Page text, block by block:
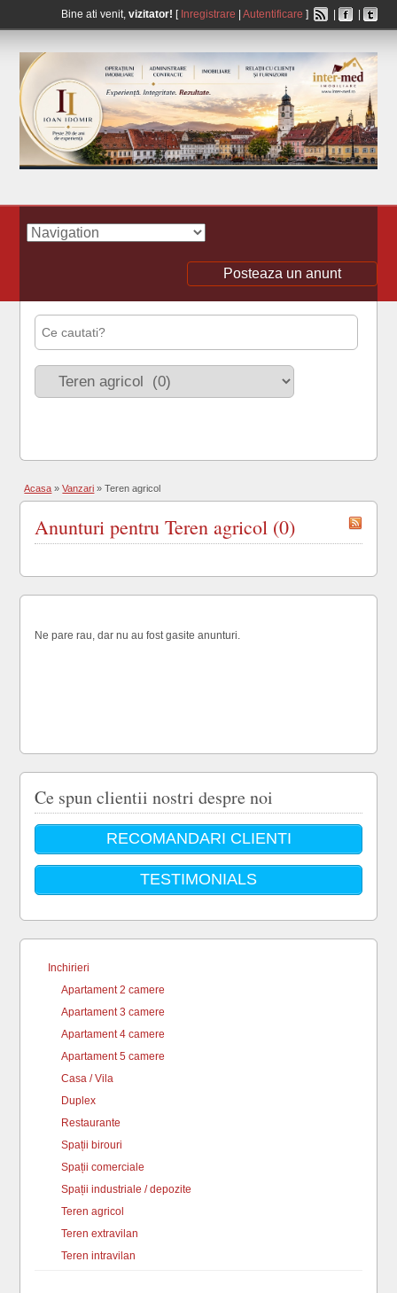
Bine ati venit, vizitator! [ Inregistrare Autentificare ]
Posteaza un anunt
Acasa » Vanzari » Teren agricol
Anunturi pentru Teren agricol (0)
Ne pare rau, dar nu au fost gasite anunturi.
Ce spun clientii nostri despre noi
RECOMANDARI CLIENTI
TESTIMONIALS
Inchirieri
Apartament 2 camere
Apartament 3 camere
Apartament 4 camere
Apartament 5 camere
Casa / Vila
Duplex
Restaurante
Spații birouri
Spații comerciale
Spații industriale / depozite
Teren agricol
Teren extravilan
Teren intravilan